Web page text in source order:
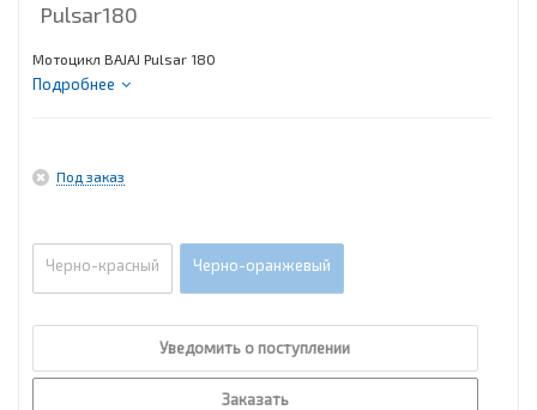
Pulsar180
Мотоцикл BAJAJ Pulsar 180
Подробнее
Под заказ
Черно-красный Черно-оранжевый
Уведомить о поступлении
Заказать